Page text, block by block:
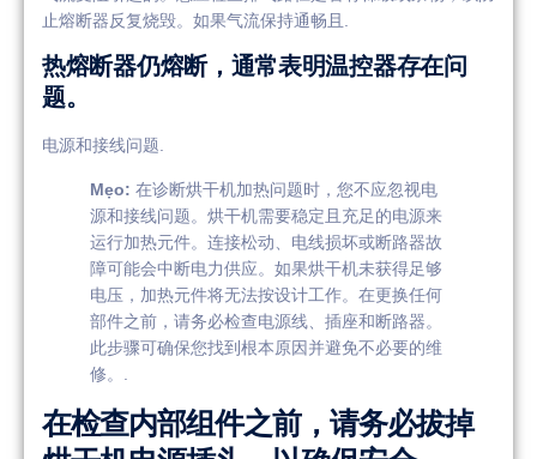
止熔断器反复烧毁。如果气流保持通畅且.
热熔断器仍熔断，通常表明温控器存在问
题。
电源和接线问题.
Mẹo: 在诊断烘干机加热问题时，您不应忽视电
源和接线问题。烘干机需要稳定且充足的电源来
运行加热元件。连接松动、电线损坏或断路器故
障可能会中断电力供应。如果烘干机未获得足够
电压，加热元件将无法按设计工作。在更换任何
部件之前，请务必检查电源线、插座和断路器。
此步骤可确保您找到根本原因并避免不必要的维
修。.
在检查内部组件之前，请务必拔掉